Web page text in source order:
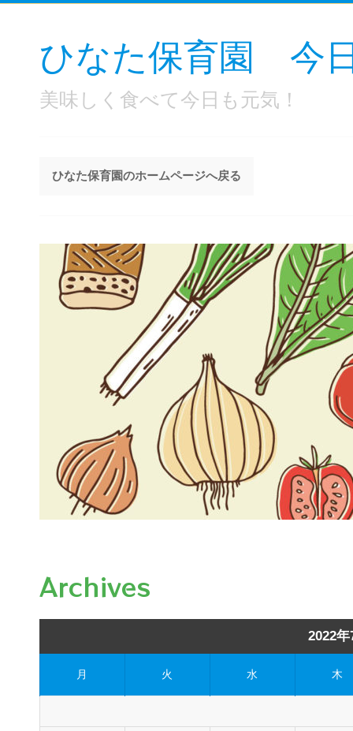
ひなた保育園 今
美味しく食べて今日も元気！
ひなた保育園のホームページへ戻る
Archives
2022年
月 火 水 木